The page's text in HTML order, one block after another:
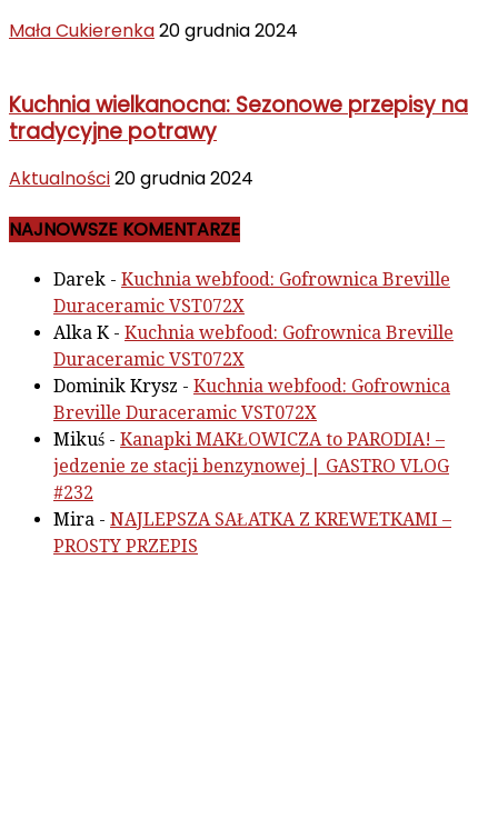
Mała Cukierenka20 grudnia 2024
Kuchnia wielkanocna: Sezonowe przepisy na
tradycyjne potrawy
Aktualności20 grudnia 2024
NAJNOWSZE KOMENTARZE
Darek - Kuchnia webfood: Gofrownica Breville
Duraceramic VST072X
Alka K- Kuchnia webfood: Gofrownica Breville
Duraceramic VST072X
Dominik Krysz - Kuchnia webfood: Gofrownica
Breville Duraceramic VST072X
Mikuś - Kanapki MAKŁOWICZA to PARODIA! –
jedzenie ze stacji benzynowej | GASTRO VLOG
#232
Mira - NAJLEPSZA SAŁATKA Z KREWETKAMI –
PROSTY PRZEPIS